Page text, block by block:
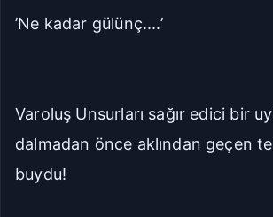
’Ne kadar gülünç....’
Varoluş Unsurları sağır edici bir
dalmadan önce aklından geçen
buydu!